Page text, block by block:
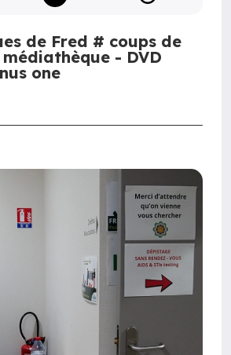
de Fred # coups de
- DVD
one